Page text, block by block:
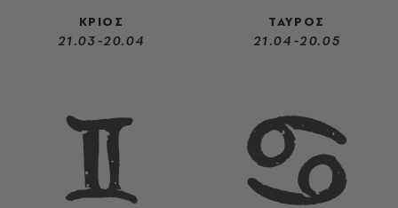
ΚΡΙΟΣ
21.03-20.04
ΤΑΥΡΟΣ
21.04-20.05